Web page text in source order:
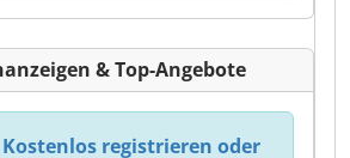
& Top-Angebote
Kostenlos registrieren oder